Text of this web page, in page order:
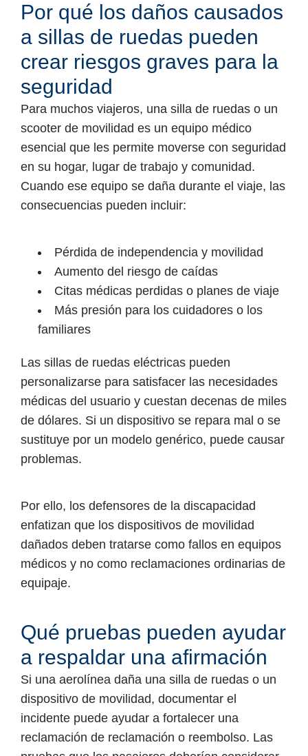
Por qué los daños causados
a sillas de ruedas pueden
crear riesgos graves para la
seguridad
Para muchos viajeros, una silla de ruedas o un
scooter de movilidad es un equipo médico
esencial que les permite moverse con seguridad
en su hogar, lugar de trabajo y comunidad.
Cuando ese equipo se daña durante el viaje, las
consecuencias pueden incluir:
Pérdida de independencia y movilidad
Aumento del riesgo de caídas
Citas médicas perdidas o planes de viaje
Más presión para los cuidadores o los
familiares
Las sillas de ruedas eléctricas pueden
personalizarse para satisfacer las necesidades
médicas del usuario y cuestan decenas de miles
de dólares. Si un dispositivo se repara mal o se
sustituye por un modelo genérico, puede causar
problemas.
Por ello, los defensores de la discapacidad
enfatizan que los dispositivos de movilidad
dañados deben tratarse como fallos en equipos
médicos y no como reclamaciones ordinarias de
equipaje.
Qué pruebas pueden ayudar
a respaldar una afirmación
Si una aerolínea daña una silla de ruedas o un
dispositivo de movilidad, documentar el
incidente puede ayudar a fortalecer una
reclamación de reclamación o reembolso. Las